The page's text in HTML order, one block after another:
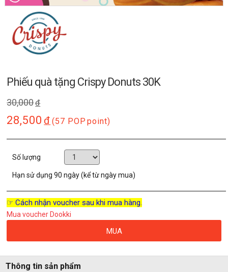
Phiếu quà tặng Crispy Donuts 30K
30,000đ
28,500 đ (57 POP point)
Số lượng
Hạn sử dụng90 ngày (kể từ ngày mua)
☞ Cách nhận voucher sau khi mua hàng.
Mua voucher Dookki
MUA
Thông tin sản phẩm